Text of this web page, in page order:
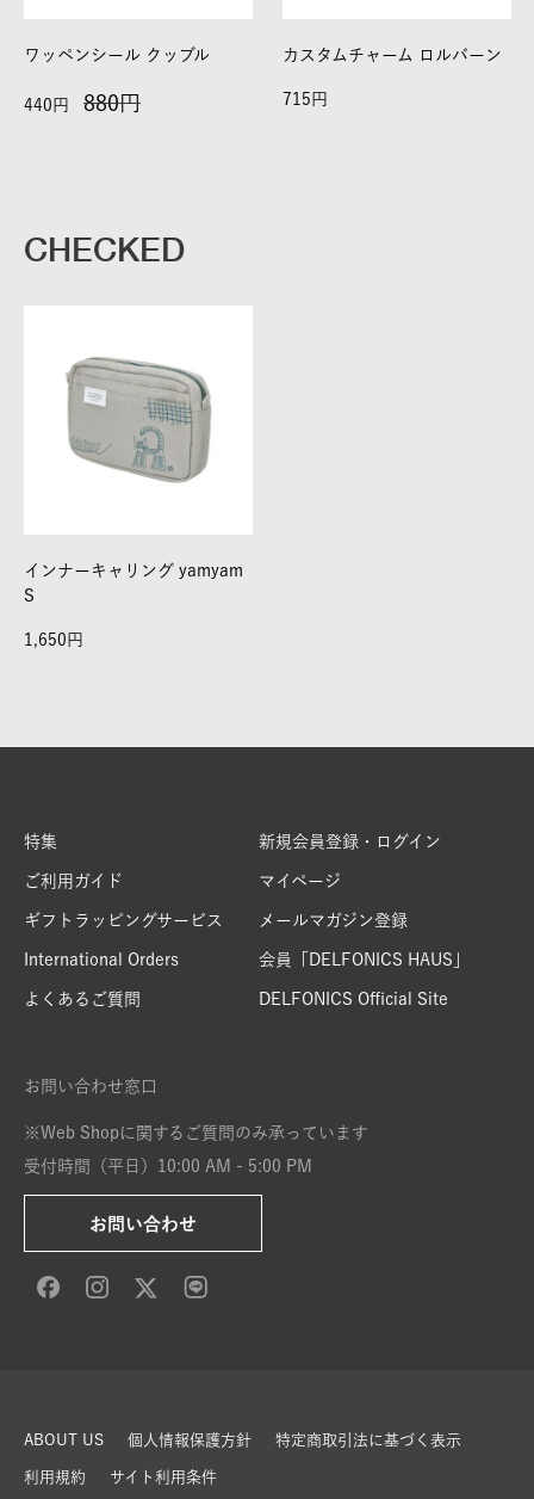
ワッペンシール クッブル
880
440
カスタムチャーム ロルバーン
715
CHECKED
インナーキャリング yamyam
S
1,650
特集
ご利用ガイド
ギフトラッピングサービス
International Orders
よくあるご質問
新規会員登録・ログイン
マイページ
メールマガジン登録
会員「DELFONICS HAUS」
DELFONICS Official Site
お問い合わせ窓口
※Web Shopに関するご質問のみ承っています
受付時間（平日）10:00 AM - 5:00 PM
お問い合わせ
ABOUT US 個人情報保護方針 特定商取引法に基づく表示
利用規約 サイト利用条件